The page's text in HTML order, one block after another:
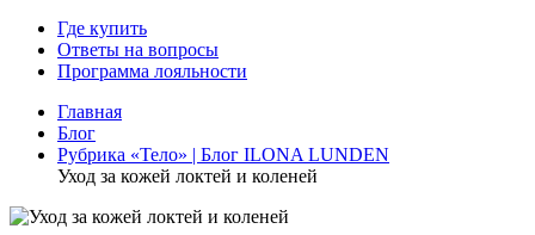
Где купить
Ответы на вопросы
Программа лояльности
Главная
Блог
Рубрика «Тело» | Блог ILONA LUNDEN
Уход за кожей локтей и коленей